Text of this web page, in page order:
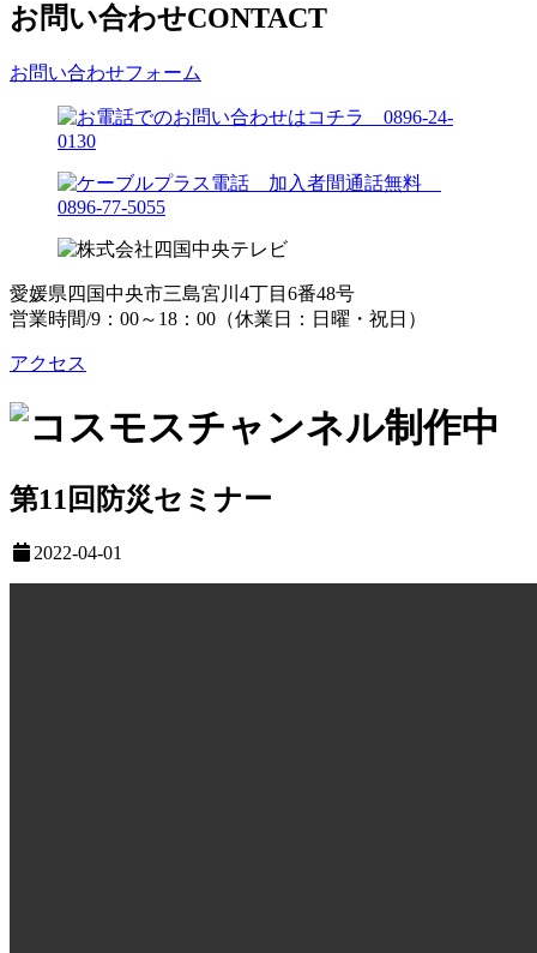
お問い合わせCONTACT
お問い合わせフォーム
愛媛県四国中央市三島宮川4丁目6番48号
営業時間/9：00～18：00（休業日：日曜・祝日）
アクセス
第11回防災セミナー
2022-04-01